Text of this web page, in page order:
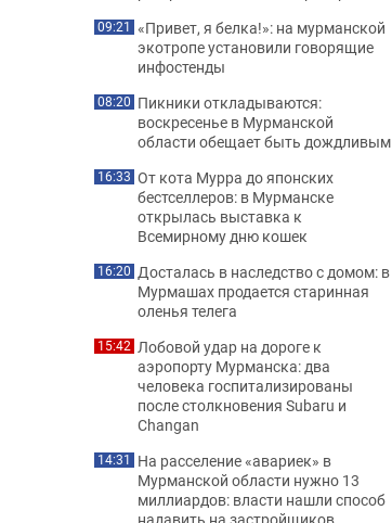
09:21 «Привет, я белка!»: на мурманской
экотропе установили говорящие
инфостенды
08:20 Пикники откладываются:
воскресенье в Мурманской
области обещает быть дождливым
16:33 От кота Мурра до японских
бестселлеров: в Мурманске
открылась выставка к
Всемирному дню кошек
16:20 Досталась в наследство с домом: в
Мурмашах продается старинная
оленья телега
15:42 Лобовой удар на дороге к
аэропорту Мурманска: два
человека госпитализированы
после столкновения Subaru и
Changan
14:31 На расселение «авариек» в
Мурманской области нужно 13
миллиардов: власти нашли способ